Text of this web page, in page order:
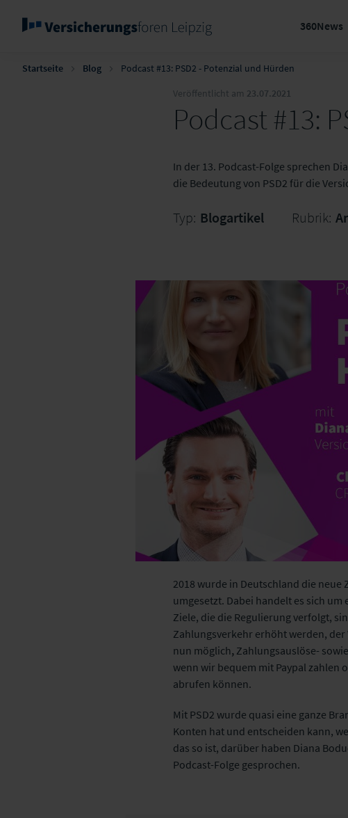
360News
Startseite Blog
Podcast #13: PSD2 - Potenzial und Hürden
Veröffentlicht am 23.07.2021
Podcast #13:
In der 13. Podcast-Folge sprechen
die Bedeutung von PSD2 für die
Typ: Blogartikel Rubrik:
2018 wurde in Deutschland die neue
umgesetzt. Dabei handelt es sich
Ziele, die die Regulierung verfolgt,
Zahlungsverkehr erhöht werden,
nun möglich,Zahlungsauslöse-
wenn wir bequem mit Paypal
abrufen können.
Mit PSD2 wurde quasi eine ganze
Konten hat und entscheiden kann,
das so ist, darüber haben Diana
Podcast-Folge gesprochen.